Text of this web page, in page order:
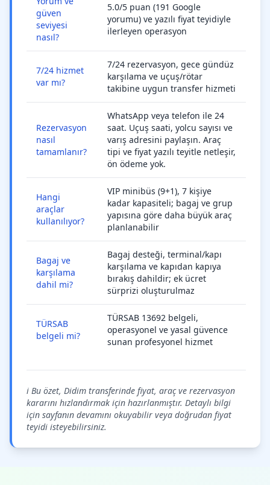
güven
seviyesi
nasıl?
5.0/5 puan (191 Google
yorumu) ve yazılı fiyat teyidiyle
ilerleyen operasyon
7/24 hizmet
var mı?
7/24 rezervasyon, gece gündüz
karşılama ve uçuş/rötar
takibine uygun transfer hizmeti
Rezervasyon
nasıl
tamamlanır?
WhatsApp veya telefon ile 24
saat. Uçuş saati, yolcu sayısı ve
varış adresini paylaşın. Araç
tipi ve fiyat yazılı teyitle netleşir,
ön ödeme yok.
Hangi
araçlar
kullanılıyor?
VIP minibüs (9+1), 7 kişiye
kadar kapasiteli; bagaj ve grup
yapısına göre daha büyük araç
planlanabilir
Bagaj ve
karşılama
dahil mi?
Bagaj desteği, terminal/kapı
karşılama ve kapıdan kapıya
bırakış dahildir; ek ücret
sürprizi oluşturulmaz
TÜRSAB
belgeli mi?
TÜRSAB 13692 belgeli,
operasyonel ve yasal güvence
sunan profesyonel hizmet
ℹ️ Bu özet, Didim transferinde fiyat, araç ve rezervasyon
kararını hızlandırmak için hazırlanmıştır. Detaylı bilgi
için sayfanın devamını okuyabilir veya doğrudan fiyat
teyidi isteyebilirsiniz.